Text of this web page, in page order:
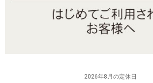
2026年8月の定休日